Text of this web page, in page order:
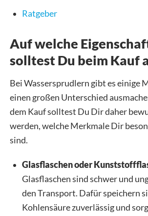
Ratgeber
Auf welche
solltest Du beim Kauf
Bei Wassersprudlern gibt es einige
einen großen Unterschied
dem Kauf solltest Du Dir daher
werden, welche Merkmale Dir
sind.
Glasflaschen oder
Glasflaschen sind schwer und
den Transport. Dafür speichern
Kohlensäure zuverlässig und